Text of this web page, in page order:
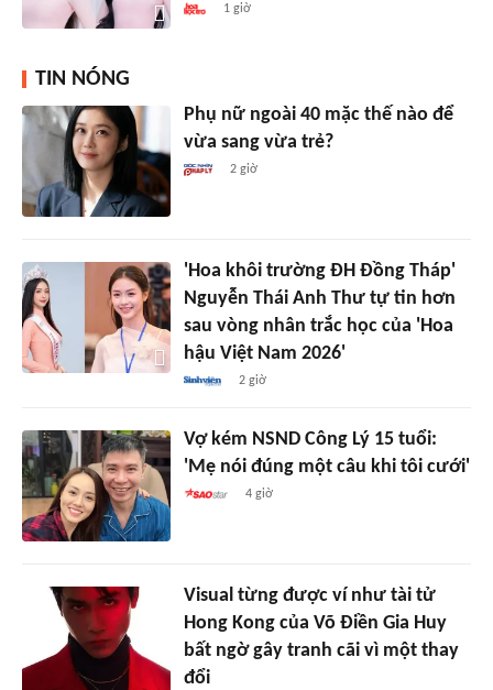
1 giờ
TIN NÓNG
Phụ nữ ngoài 40 mặc thế nào để
vừa sang vừa trẻ?
2 giờ
'Hoa khôi trường ĐH Đồng Tháp'
Nguyễn Thái Anh Thư tự tin hơn
sau vòng nhân trắc học của 'Hoa
hậu Việt Nam 2026'
2 giờ
Vợ kém NSND Công Lý 15 tuổi:
'Mẹ nói đúng một câu khi tôi cưới'
4 giờ
Visual từng được ví như tài tử
Hong Kong của Võ Điền Gia Huy
bất ngờ gây tranh cãi vì một thay
đổi